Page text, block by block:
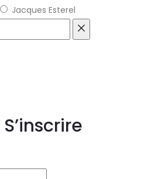
Jacques Esterel
S’inscrire